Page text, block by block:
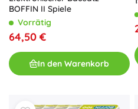
BOFFIN II Spiele
Vorrätig
64,50 €
In den Warenkorb